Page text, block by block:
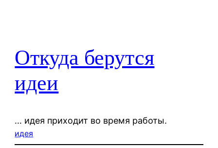
Откуда берутся
идеи
… идея приходит во время работы.
идея